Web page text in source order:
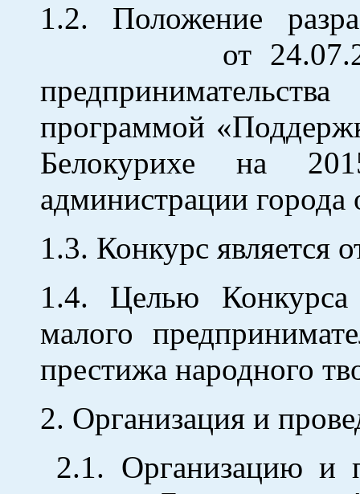
1.2. Положение
от 24.07.2007 №
программой
Белокурихе на
администрации
1.3. Конкурс является
1.4. Целью Конкурса
малого
престижа народного
2. Организация и
2.1. Организацию и